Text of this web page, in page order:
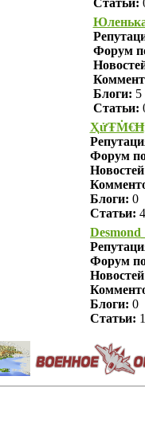
Статьи:
Форум
Блоги: 5
Статьи:
ҲửŦṀ€Ħ
Форум
Блоги: 0
Статьи:
Форум
Блоги: 0
Статьи: 1